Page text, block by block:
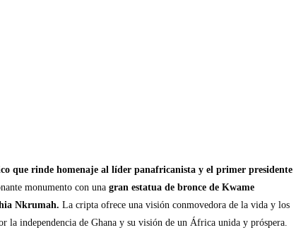
que rinde homenaje al líder panafricanista y el primer presidente
monumento con una gran estatua de bronce de Kwame
Nkrumah. La cripta ofrece una visión conmovedora de la vida y los
la independencia de Ghana y su visión de un África unida y próspera.